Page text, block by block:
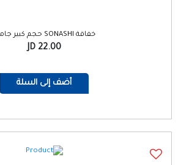
خفاقة SONASHI حجم كبير جامبو
22.00 JD
أضف إلى السلة